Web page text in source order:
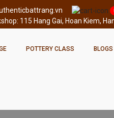
115 Hang Gai, Hoan Kiem,
POTTERY CLASS BLOGS